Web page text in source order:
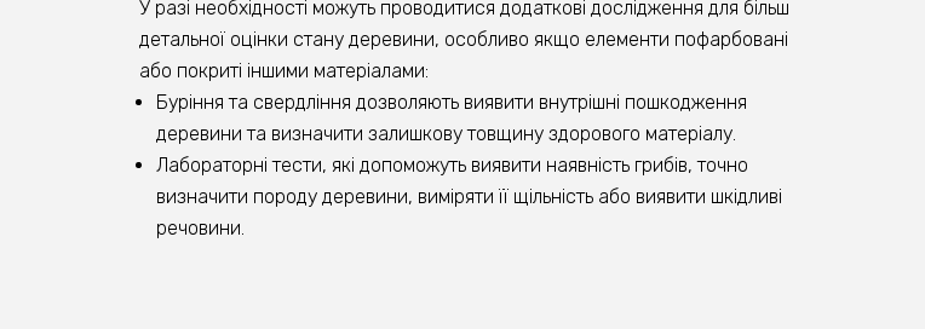
У разі необхідності можуть проводитися додаткові дослідження для більш
детальної оцінки стану деревини, особливо якщо елементи пофарбовані
або покриті іншими матеріалами:
Буріння та свердління дозволяють виявити внутрішні пошкодження
деревини та визначити залишкову товщину здорового матеріалу.
Лабораторні тести, які допоможуть виявити наявність грибів, точно
визначити породу деревини, виміряти її щільність або виявити шкідливі
речовини.